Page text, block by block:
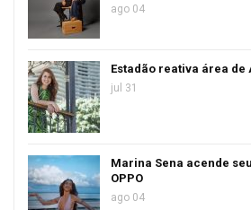
ago 04
Estadão reativa área de
jul 31
Marina Sena acende
OPPO
ago 04